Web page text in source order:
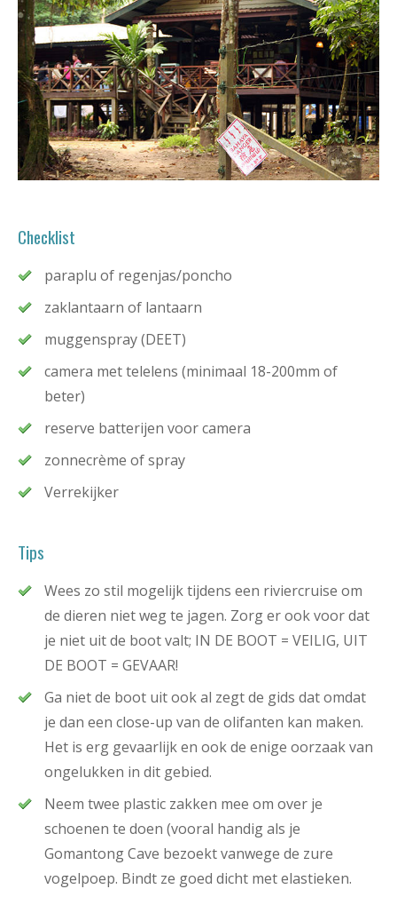
Checklist
paraplu of regenjas/poncho
zaklantaarn of lantaarn
muggenspray (DEET)
camera met telelens (minimaal 18-200mm of
beter)
reserve batterijen voor camera
zonnecrème of spray
Verrekijker
Tips
Wees zo stil mogelijk tijdens een riviercruise om
de dieren niet weg te jagen. Zorg er ook voor dat
je niet uit de boot valt; IN DE BOOT = VEILIG, UIT
DE BOOT = GEVAAR!
Ga niet de boot uit ook al zegt de gids dat omdat
je dan een close-up van de olifanten kan maken.
Het is erg gevaarlijk en ook de enige oorzaak van
ongelukken in dit gebied.
Neem twee plastic zakken mee om over je
schoenen te doen (vooral handig als je
Gomantong Cave bezoekt vanwege de zure
vogelpoep. Bindt ze goed dicht met elastieken.